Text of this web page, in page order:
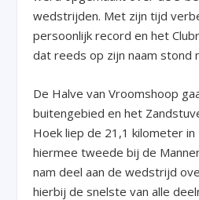
wedstrijden. Met zijn tijd
persoonlijk record en het
dat reeds op zijn naam stond
De Halve van Vroomshoop
buitengebied en het
Hoek liep de 21,1 kilometer
hiermee tweede bij de
nam deel aan de wedstrijd
hierbij de snelste van alle